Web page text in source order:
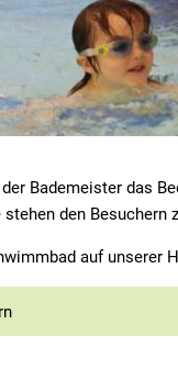
Bademeister das
den
auf unserer